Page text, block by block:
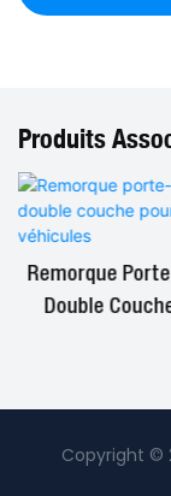
Produits
Remorque
Double
Copyright ©